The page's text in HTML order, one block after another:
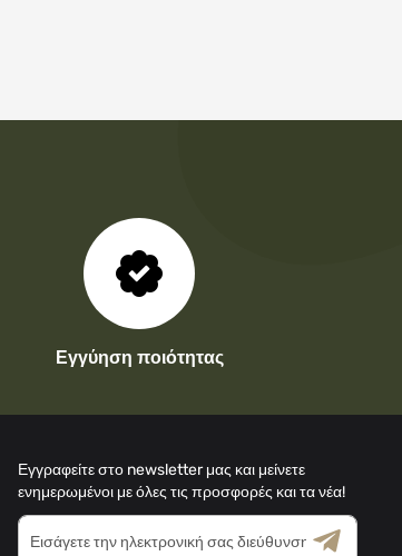
Εγγύηση ποιότητας
Εγγραφείτε στο newsletter μας και μείνετε
ενημερωμένοι με όλες τις προσφορές και τα νέα!
Εγγραφή
στο